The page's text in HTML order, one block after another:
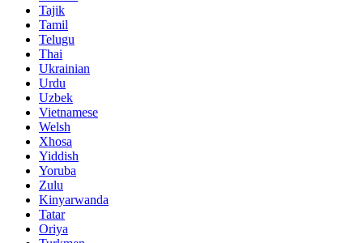
Tajik
Tamil
Telugu
Thai
Ukrainian
Urdu
Uzbek
Vietnamese
Welsh
Xhosa
Yiddish
Yoruba
Zulu
Kinyarwanda
Tatar
Oriya